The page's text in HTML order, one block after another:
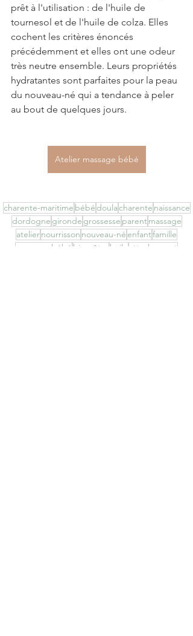
prêt à l'utilisation : de l'huile de
tournesol et de l'huile de colza. Elles
cochent les critères énoncés
précédemment et elles ont une odeur
très neutre ensemble. Leurs propriétés
hydratantes sont parfaites pour la peau
du nouveau-né qui a tendance à peler
au bout de quelques jours.
Atelier massage bébé
charente-maritime bébé doulacharente naissance
dordogne gironde grossesse parentmassage
ateliernourrisson nouveau-né enfantfamille
massage bébé bien-être huile
attachement